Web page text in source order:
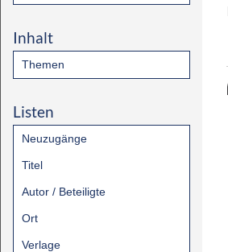
Inhalt
Themen
Listen
Neuzugänge
Titel
Autor / Beteiligte
Ort
Verlage